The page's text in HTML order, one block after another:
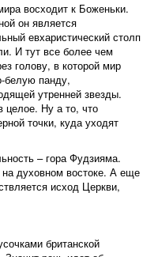
восходит к Боженьки.
он является
евхаристический столп
И тут все более чем
голову, в которой мир
белую панду,
утренней звезды.
целое. Ну а то, что
точки, куда уходят
– гора Фудзияма.
духовном востоке. А еще
исход Церкви,
британской